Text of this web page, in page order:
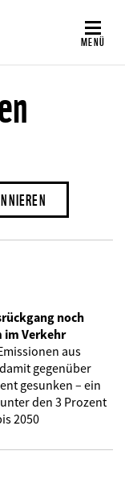
MENÜ
noch
im Verkehr
aus
gegenüber
gesunken – ein
den 3 Prozent
2050